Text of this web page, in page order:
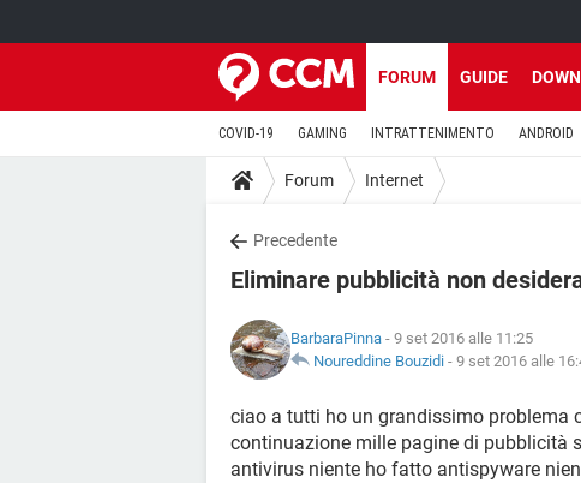
FORUM GUIDE
COVID-19 GAMING INTRATTENIMENTO ANDROID
Forum Internet
Precedente
Eliminare pubblicità non
BarbaraPinna - 9 set 2016 alle 11:25
Noureddine Bouzidi - 9 set 2016 alle
ciao a tutti ho un grandissimo problema
continuazione mille pagine di pubblicità
antivirus niente ho fatto antispyware